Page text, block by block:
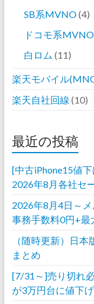
SB系MVNO(4)
ドコモ系MVNO
白ロム (11)
楽天モバイル
楽天自社回線 (10)
最近の投稿
[中古iPhone15値
2026年8月各社セ
2026年8月4日～
事務手数料0円+最
（随時更新）日
まとめ
[7/31～]売り切れ
が3万円台に値下